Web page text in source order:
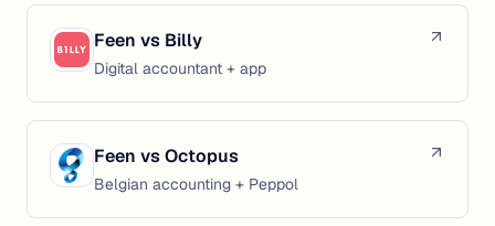
Feen vs Billy
Digital accountant + app
Feen vsOctopus
Belgian accounting + Peppol